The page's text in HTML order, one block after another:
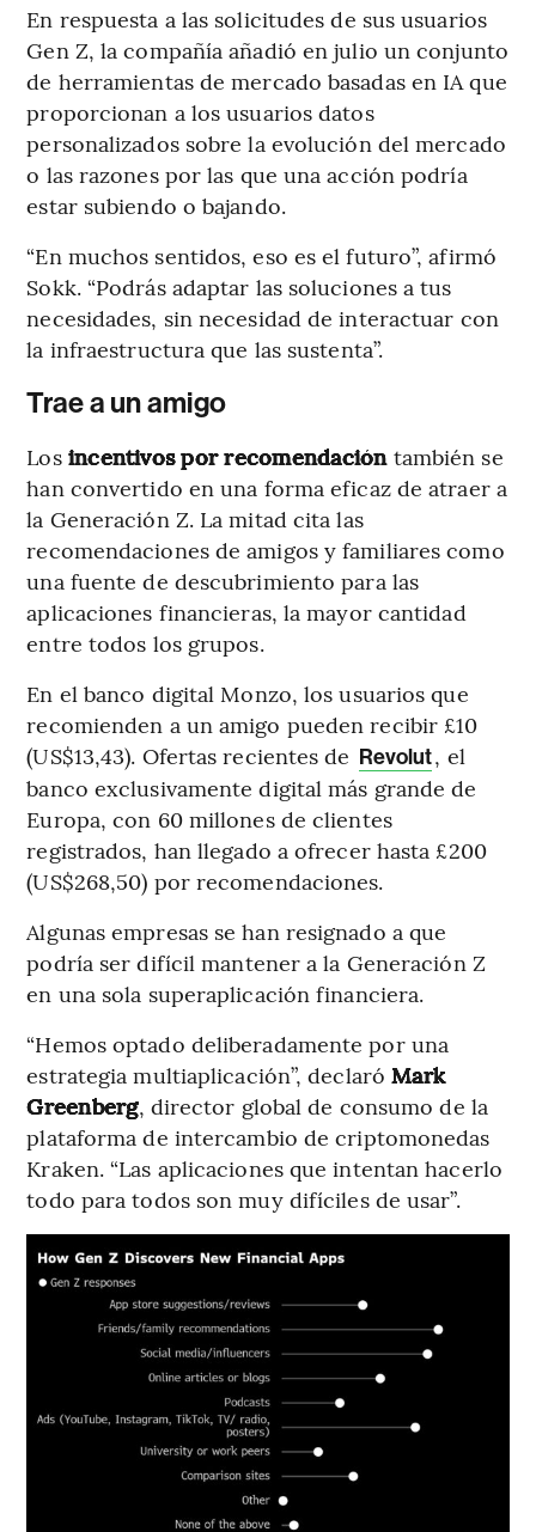
En respuesta a las solicitudes de sus usuarios
Gen Z, la compañía añadió en julio un conjunto
de herramientas de mercado basadas en IA que
proporcionan a los usuarios datos
personalizados sobre la evolución del mercado
o las razones por las que una acción podría
estar subiendo o bajando.
“En muchos sentidos, eso es el futuro”, afirmó
Sokk. “Podrás adaptar las soluciones a tus
necesidades, sin necesidad de interactuar con
la infraestructura que las sustenta”.
Trae a un amigo
Los incentivos por recomendacióntambién se
han convertido en una forma eficaz de atraer a
la Generación Z. La mitad cita las
recomendaciones de amigos y familiares como
una fuente de descubrimiento para las
aplicaciones financieras, la mayor cantidad
entre todos los grupos.
En el banco digital Monzo, los usuarios que
recomienden a un amigo pueden recibir £10
(US$13,43). Ofertas recientes de Revolut, el
banco exclusivamente digital más grande de
Europa, con 60 millones de clientes
registrados, han llegado a ofrecer hasta £200
(US$268,50) por recomendaciones.
Algunas empresas se han resignado a que
podría ser difícil mantener a la Generación Z
en una sola superaplicación financiera.
“Hemos optado deliberadamente por una
estrategia multiaplicación”, declaróMark
Greenberg, director global de consumo de la
plataforma de intercambio de criptomonedas
Kraken. “Las aplicaciones que intentan hacerlo
todo para todos son muy difíciles de usar”.